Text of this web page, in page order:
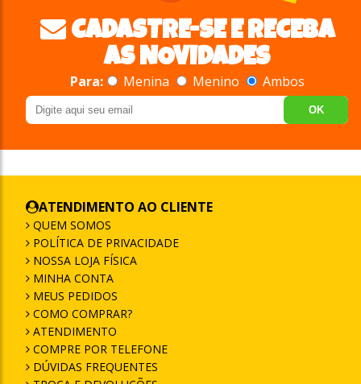
CADASTRE-SE E RECEBA
AS NOVIDADES
Para: Menina Menino Ambos
OK
ATENDIMENTO AO CLIENTE
QUEM SOMOS
POLÍTICA DE PRIVACIDADE
NOSSA LOJA FÍSICA
MINHA CONTA
MEUS PEDIDOS
COMO COMPRAR?
ATENDIMENTO
COMPRE POR TELEFONE
DÚVIDAS FREQUENTES